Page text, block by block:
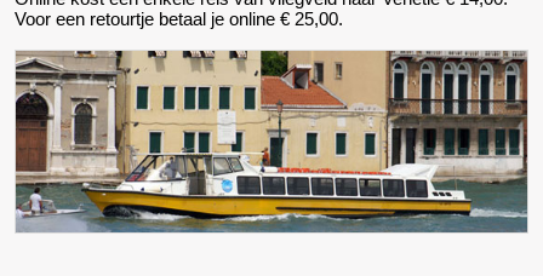
Voor een retourtje betaal je online € 25,00.